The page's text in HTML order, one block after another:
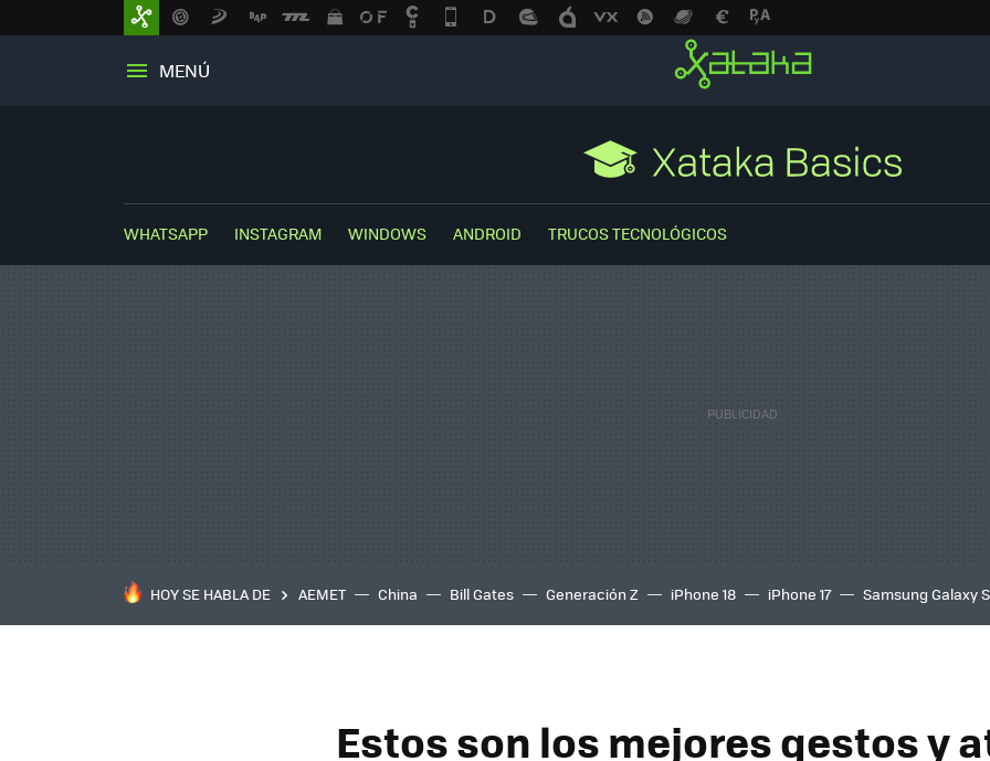
MENÚ
WHATSAPP INSTAGRAM WINDOWS ANDROID TRUCOS TECNOLÓGICOS
HOY SE HABLA DE AEMET China Bill Gates Generación Z iPhone 18 iPhone 17 Samsung Galaxy
Estos son los mejores gestos y